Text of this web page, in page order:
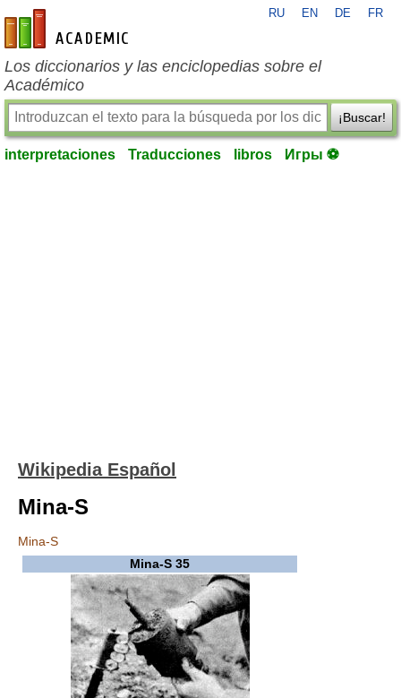
es-academic.com
RU EN DE FR
Los diccionarios y las enciclopedias sobre el
Académico
¡Buscar!
interpretaciones Traducciones libros Игры ⚽
Wikipedia Español
Mina-S
Mina-S
Mina-S 35